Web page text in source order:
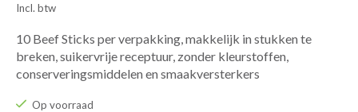
Incl. btw
10 Beef Sticks per verpakking, makkelijk in stukken te
breken, suikervrije receptuur, zonder kleurstoffen,
conserveringsmiddelen en smaakversterkers
Op voorraad